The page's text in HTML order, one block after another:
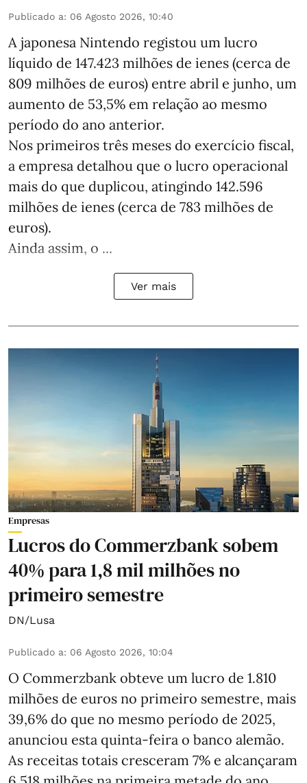
Publicado a: 06 Agosto 2026, 10:40
A japonesa Nintendo registou um lucro
líquido de 147.423 milhões de ienes (cerca de
809 milhões de euros) entre abril e junho, um
aumento de 53,5% em relação ao mesmo
período do ano anterior.
Nos primeiros três meses do exercício fiscal,
a empresa detalhou que o lucro operacional
mais do que duplicou, atingindo 142.596
milhões de ienes (cerca de 783 milhões de
euros).
Ainda assim, o ...
Ver mais
Empresas
Lucros do Commerzbank sobem
40% para 1,8 mil milhões no
primeiro semestre
DN/Lusa
Publicado a: 06 Agosto 2026, 10:04
O Commerzbank obteve um lucro de 1.810
milhões de euros no primeiro semestre, mais
39,6% do que no mesmo período de 2025,
anunciou esta quinta-feira o banco alemão.
As receitas totais cresceram 7% e alcançaram